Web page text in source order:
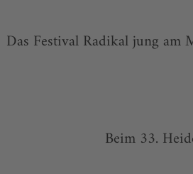
Das Festival Radikal jung am
Beim 33.